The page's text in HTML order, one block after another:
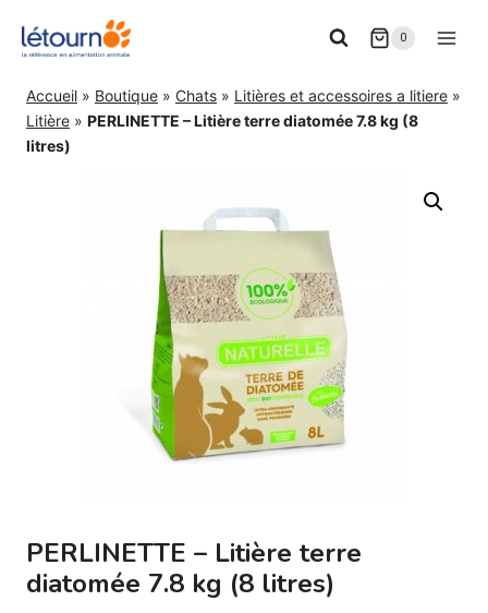
0
Accueil » Boutique » Chats » Litières et accessoires a litiere »
Litière » PERLINETTE – Litière terre diatomée 7.8 kg (8
litres)
PERLINETTE – Litière terre
diatomée 7.8 kg (8 litres)